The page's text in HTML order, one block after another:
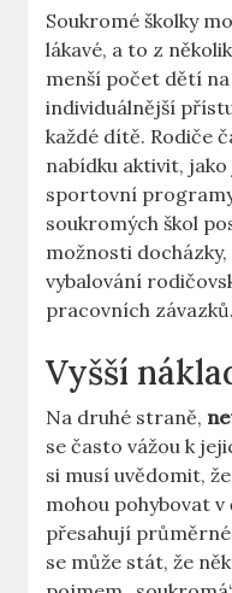
Soukromé školky
lákavé, a to z
menší počet dětí
individuálnější
každé dítě. Rodiče
nabídku aktivit,
sportovní
soukromých škol
možnosti
vybalování
pracovních závazků.
Vyšší
Na druhé straně,
se často vážou k
si musí uvědomit,
mohou pohybovat
přesahují
se může stát, že